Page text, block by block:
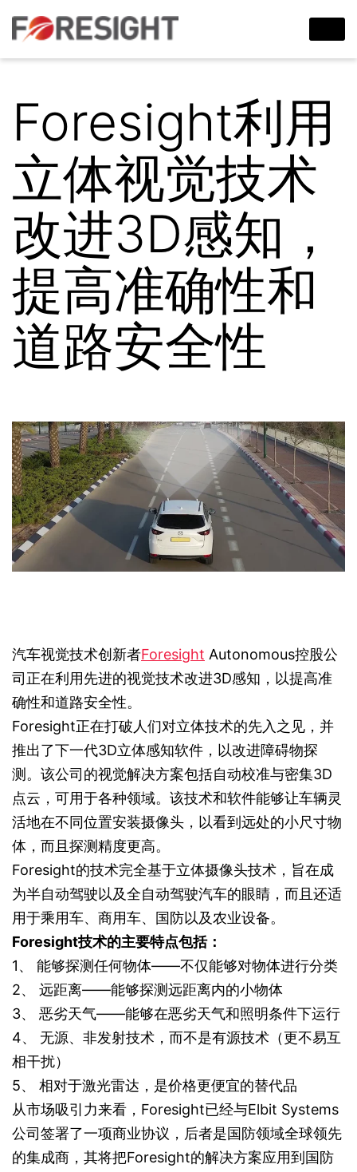
Foresight利用
立体视觉技术
改进3D感知，
提高准确性和
道路安全性
汽车视觉技术创新者Foresight Autonomous控股公
司正在利用先进的视觉技术改进3D感知，以提高准
确性和道路安全性。
Foresight正在打破人们对立体技术的先入之见，并
推出了下一代3D立体感知软件，以改进障碍物探
测。该公司的视觉解决方案包括自动校准与密集3D
点云，可用于各种领域。该技术和软件能够让车辆灵
活地在不同位置安装摄像头，以看到远处的小尺寸物
体，而且探测精度更高。
Foresight的技术完全基于立体摄像头技术，旨在成
为半自动驾驶以及全自动驾驶汽车的眼睛，而且还适
用于乘用车、商用车、国防以及农业设备。
Foresight技术的主要特点包括：
1、 能够探测任何物体——不仅能够对物体进行分类
2、 远距离——能够探测远距离内的小物体
3、 恶劣天气——能够在恶劣天气和照明条件下运行
4、 无源、非发射技术，而不是有源技术（更不易互
相干扰）
5、 相对于激光雷达，是价格更便宜的替代品
从市场吸引力来看，Foresight已经与Elbit Systems
公司签署了一项商业协议，后者是国防领域全球领先
的集成商，其将把Foresight的解决方案应用到国防